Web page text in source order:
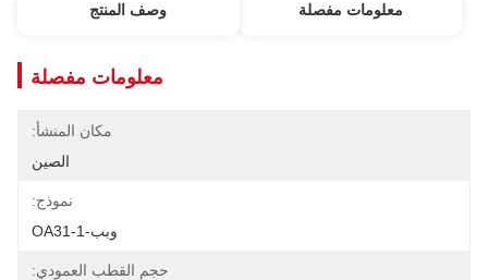
معلومات مفصلة وصف المنتج
معلومات مفصلة
مكان المنشأ:
الصين
نموذج:
وبب-OA31-1
حجم القطب العمودي: